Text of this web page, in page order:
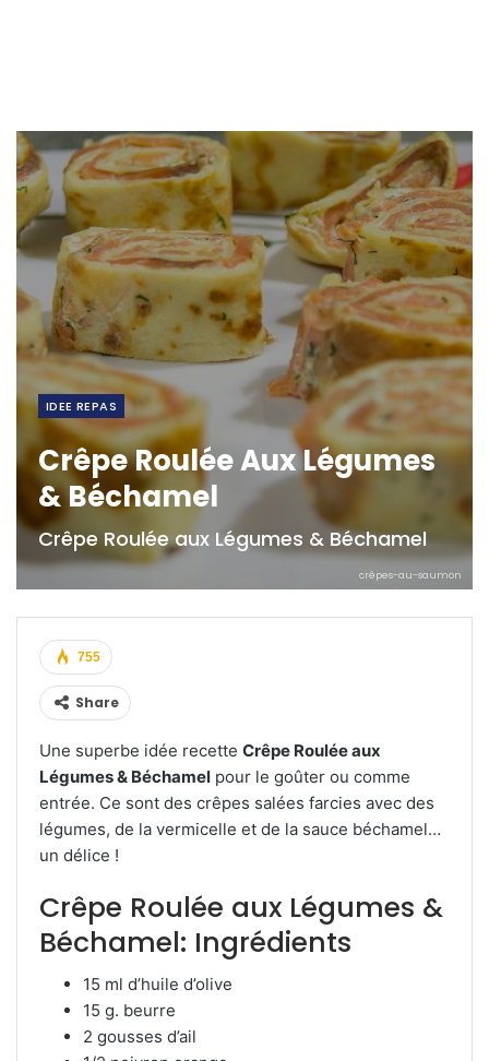
IDEE REPAS
Crêpe Roulée Aux Légumes
& Béchamel
Crêpe Roulée aux Légumes & Béchamel
crêpes-au-saumon
755
Share
Une superbe idée recette Crêpe Roulée aux
Légumes & Béchamel pour le goûter ou comme
entrée. Ce sont des crêpes salées farcies avec des
légumes, de la vermicelle et de la sauce béchamel…
un délice !
Crêpe Roulée aux Légumes &
Béchamel: Ingrédients
15 ml d’huile d’olive
15 g. beurre
2 gousses d’ail